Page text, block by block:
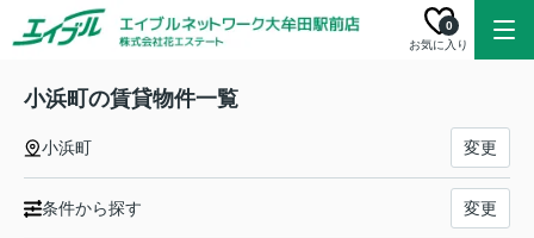
お気に入り
0
小浜町の賃貸物件一覧
小浜町 変更
条件から探す 変更